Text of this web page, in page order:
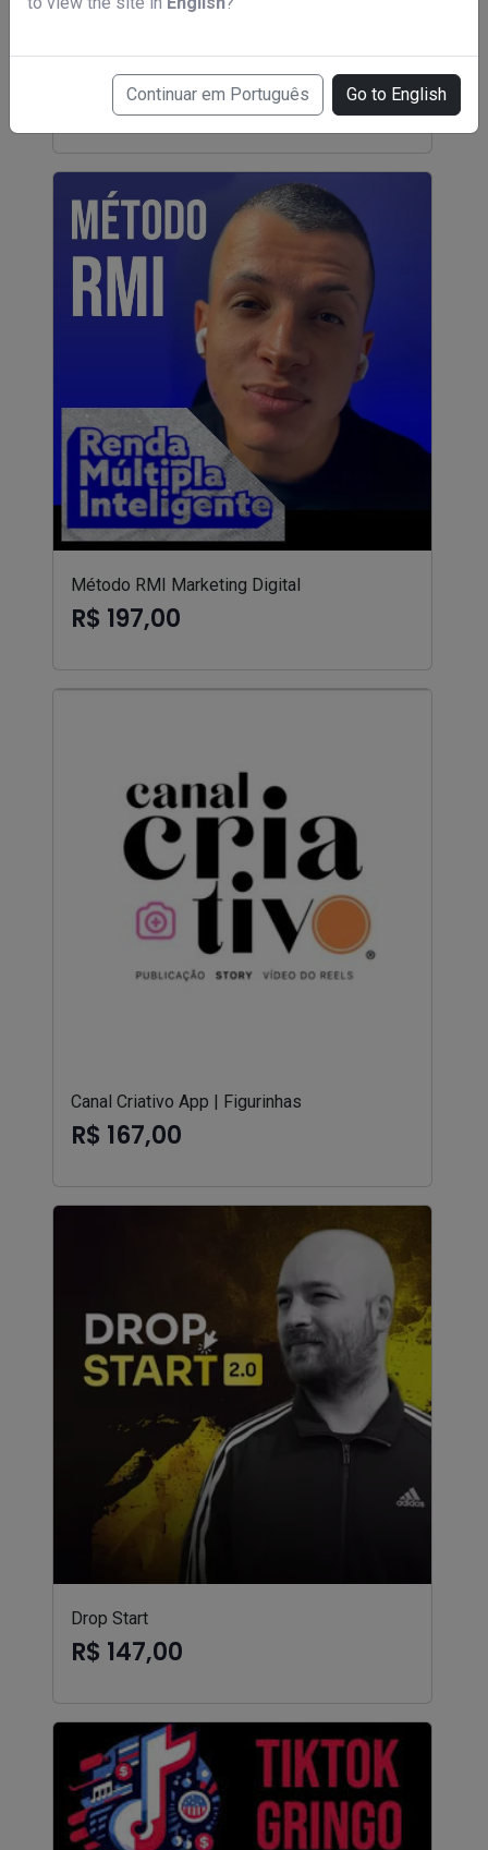
Continuar em Português Go to English
R$ 647,00
Método RMI Marketing Digital
R$ 197,00
Canal Criativo App | Figurinhas
R$ 167,00
Drop Start
R$ 147,00